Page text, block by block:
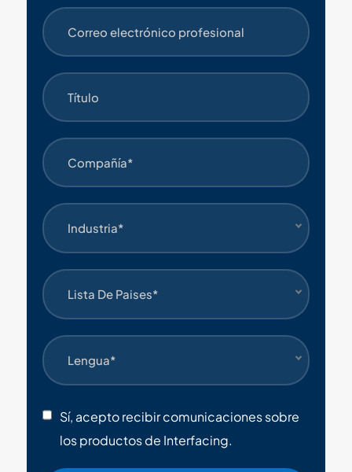
Industria*
Lista De Paises*
Lengua*
Sí, acepto recibir comunicaciones sobre
los productos de Interfacing.